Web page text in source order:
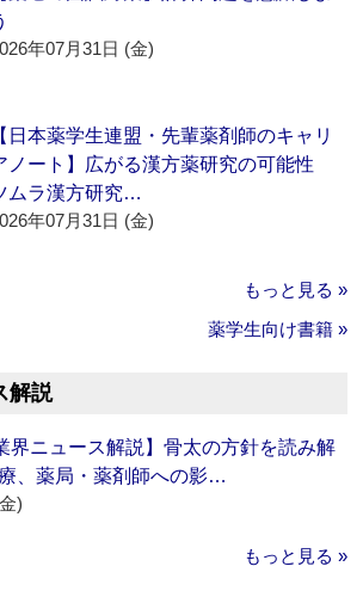
年07月31日 (金)
【日本薬学生連盟・先輩薬剤師のキャリ
ノート】広がる漢方薬研究の可能性
ムラ漢方研究…
年07月31日 (金)
もっと見る »
薬学生向け書籍 »
解説
界ニュース解説】骨太の方針を読み解
、薬局・薬剤師への影…
)
もっと見る »